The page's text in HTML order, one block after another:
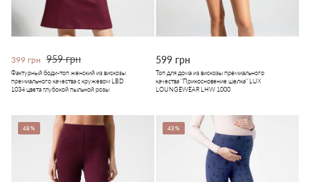
399 грн 959 грн
Фактурный боди-топ женский из вискозы
премиального качества с кружевом LBD
1034 цвета глубокой пыльной розы
599 грн
Топ для дома из вискозы премиального
качества "Прикосновение шелка" LUX
LOUNGEWEAR LHW 1000
48% 43%